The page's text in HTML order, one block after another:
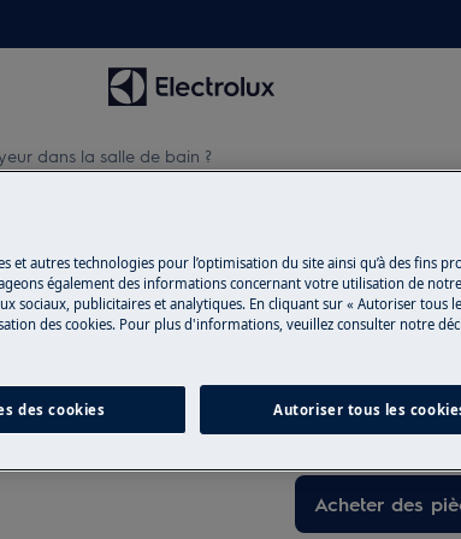
dans la salle de bain ?
dans la salle de
Note : le robot n’est
humides.
Pièces
Trouvez dans
détachées
Acheter des
et autres technologies pour l’optimisation du site ainsi qu’à des fins
également des informations concernant votre utilisation de
sociaux, publicitaires et analytiques. En cliquant sur « Autoriser tous
des cookies. Pour plus d'informations, veuillez consulter notre
des cookies Autoriser tous les